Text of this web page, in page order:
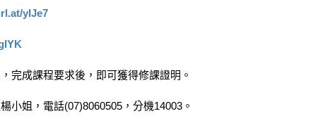
yIJe7
楊小姐，電話(07)8060505，分機14003。